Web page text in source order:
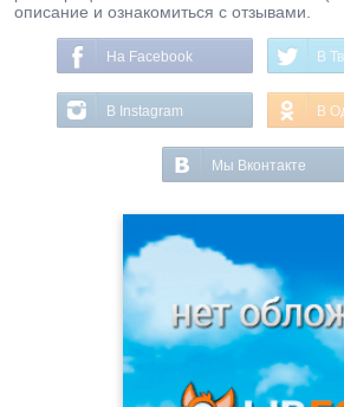
описание и ознакомиться с отзывами.
На Facebook В
В Instagram В
Мы Вконтакте